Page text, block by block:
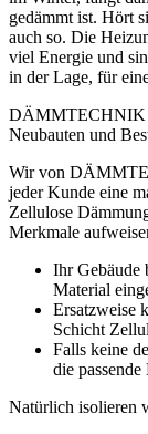
gedämmt ist. Hört
auch so. Die
viel Energie und
in der Lage, für
DÄMMTECHNIK
Neubauten und
Wir von
jeder Kunde eine
Zellulose
Merkmale
Ihr Gebäude
Material
Ersatzweise
Schicht
Falls keine
die
Natürlich isolieren